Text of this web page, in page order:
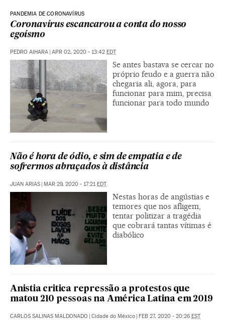
PANDEMIA DE CORONAVÍRUS
Coronavírus escancarou a conta do nosso
egoísmo
PEDRO AIHARA | APR 02, 2020 - 13:42 EDT
Se antes bastava se cercar no
próprio feudo e a guerra não
chegaria ali, agora, para
funcionar para mim, precisa
funcionar para todo mundo
Não é hora de ódio, e sim de empatia e de
sofrermos abraçados à distância
JUAN ARIAS | MAR 29, 2020 - 17:21EDT
Nestas horas de angústias e
temores que nos afligem,
tentar politizar a tragédia
que cobrará tantas vítimas é
diabólico
Anistia critica repressão a protestos que
matou 210 pessoas na América Latina em 2019
CARLOS SALINAS MALDONADO | Cidade do México | FEB 27, 2020 - 20:26 EST